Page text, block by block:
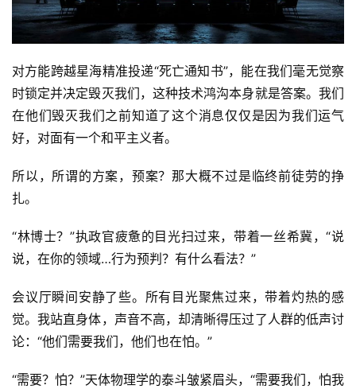
对方能跨越星海精准投递“死亡通知书”，能在我们毫无觉察
时锁定并决定毁灭我们，这种技术鸿沟本身就是答案。我们
在他们毁灭我们之前知道了这个消息仅仅是因为我们运气
好，对面有一个和平主义者。
所以，所谓的方案，预案？那大概不过是临终前徒劳的挣
扎。
“林博士？”执政官疲惫的目光扫过来，带着一丝希冀，“说
说，在你的领域…行为预判？有什么看法？”
会议厅瞬间安静了些。所有目光聚焦过来，带着灼热的感
觉。我站直身体，声音不高，却清晰得压过了人群的低声讨
论：“他们需要我们，他们也在怕。”
“需要？怕？”天体物理学的泰斗皱紧眉头，“需要我们，怕我